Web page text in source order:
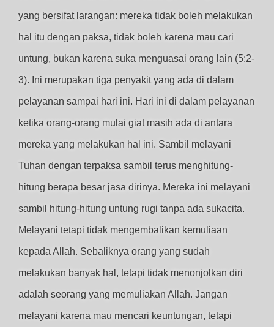
yang bersifat larangan: mereka tidak boleh melakukan
hal itu dengan paksa, tidak boleh karena mau cari
untung, bukan karena suka menguasai orang lain (5:2-
3). Ini merupakan tiga penyakit yang ada di dalam
pelayanan sampai hari ini. Hari ini di dalam pelayanan
ketika orang-orang mulai giat masih ada di antara
mereka yang melakukan hal ini. Sambil melayani
Tuhan dengan terpaksa sambil terus menghitung-
hitung berapa besar jasa dirinya. Mereka ini melayani
sambil hitung-hitung untung rugi tanpa ada sukacita.
Melayani tetapi tidak mengembalikan kemuliaan
kepada Allah. Sebaliknya orang yang sudah
melakukan banyak hal, tetapi tidak menonjolkan diri
adalah seorang yang memuliakan Allah. Jangan
melayani karena mau mencari keuntungan, tetapi